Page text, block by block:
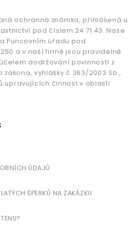
ochranná známka, přihlášená u
pod číslem 24 71 43. Naše
Puncovním úřadu pod
a v naší firmě jsou pravidelně
dodržování povinností z
vyhlášky č.363/2003 Sb.,
upravujících činnost v oblasti
ÚDAJŮ
ŠPERKŮ NA ZAKÁZKU